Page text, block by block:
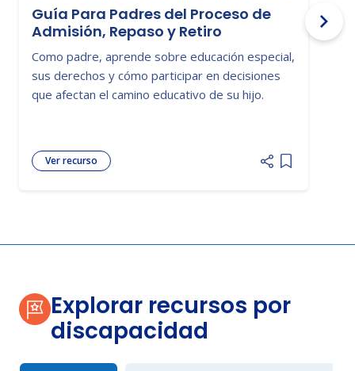
Guía Para Padres del Proceso de
Admisión, Repaso y Retiro
Como padre, aprende sobre educación especial,
sus derechos y cómo participar en decisiones
que afectan el camino educativo de su hijo.
Ver recurso
Add item
Explorar recursos por
discapacidad